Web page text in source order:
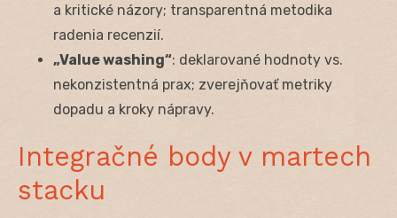
a kritické názory; transparentná metodika
radenia recenzií.
„Value washing“: deklarované hodnoty vs.
nekonzistentná prax; zverejňovať metriky
dopadu a kroky nápravy.
Integračné body v martech
stacku